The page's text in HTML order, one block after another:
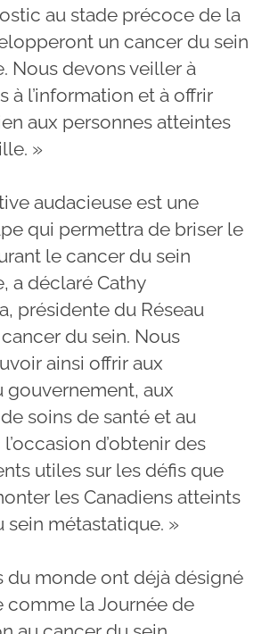
au stade précoce de la
un cancer du sein
Nous devons veiller à
à l’information et à offrir
aux personnes atteintes
»
audacieuse est une
qui permettra de briser le
le cancer du sein
a déclaré Cathy
présidente du Réseau
du sein. Nous
ainsi offrir aux
gouvernement, aux
soins de santé et au
d’obtenir des
utiles sur les défis que
les Canadiens atteints
sein métastatique. »
du monde ont déjà désigné
comme la Journée de